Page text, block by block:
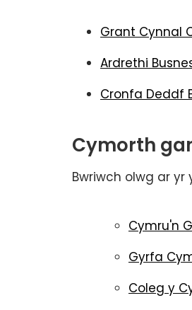
Grant Cynnal
Ardrethi
Cronfa Deddf
Cymorth
Bwriwch olwg ar
Cymru'n
Gyrfa
Coleg y